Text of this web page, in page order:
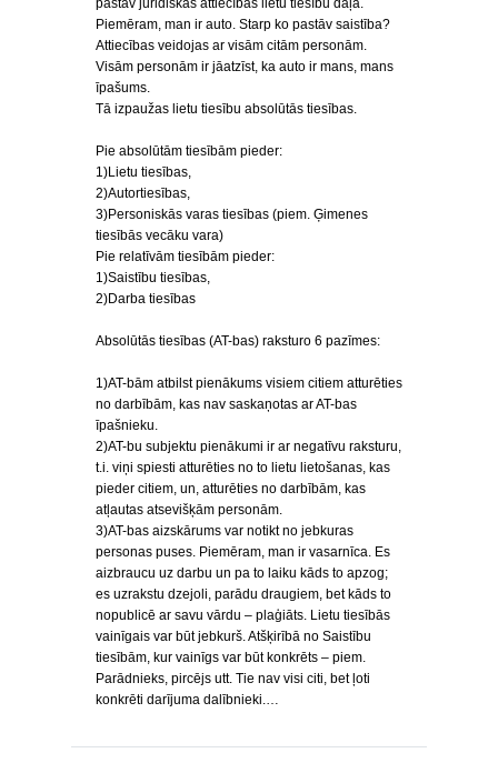
pastāv juridiskās attiecības lietu tiesību daļā.
Piemēram, man ir auto. Starp ko pastāv saistība?
Attiecības veidojas ar visām citām personām.
Visām personām ir jāatzīst, ka auto ir mans, mans
īpašums.
Tā izpaužas lietu tiesību absolūtās tiesības.
Pie absolūtām tiesībām pieder:
1)Lietu tiesības,
2)Autortiesības,
3)Personiskās varas tiesības (piem. Ģimenes
tiesībās vecāku vara)
Pie relatīvām tiesībām pieder:
1)Saistību tiesības,
2)Darba tiesības
Absolūtās tiesības (AT-bas) raksturo 6 pazīmes:
1)AT-bām atbilst pienākums visiem citiem atturēties
no darbībām, kas nav saskaņotas ar AT-bas
īpašnieku.
2)AT-bu subjektu pienākumi ir ar negatīvu raksturu,
t.i. viņi spiesti atturēties no to lietu lietošanas, kas
pieder citiem, un, atturēties no darbībām, kas
atļautas atsevišķām personām.
3)AT-bas aizskārums var notikt no jebkuras
personas puses. Piemēram, man ir vasarnīca. Es
aizbraucu uz darbu un pa to laiku kāds to apzog;
es uzrakstu dzejoli, parādu draugiem, bet kāds to
nopublicē ar savu vārdu – plaģiāts. Lietu tiesībās
vainīgais var būt jebkurš. Atšķirībā no Saistību
tiesībām, kur vainīgs var būt konkrēts – piem.
Parādnieks, pircējs utt. Tie nav visi citi, bet ļoti
konkrēti darījuma dalībnieki.…